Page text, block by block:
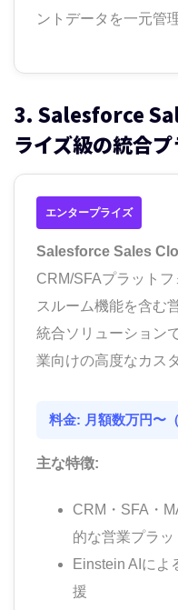
ントデータを一元管
3. Salesforce
ライズ級の統合
エンタープライズ
Salesforce Sales
CRM/SFAプラット
スルーム機能を含む
統合ソリューション
業向けの高度なカス
料金: 月額数万円〜
主な特徴:
CRM・SFA・
的な営業プラッ
Einstein AIによ
援